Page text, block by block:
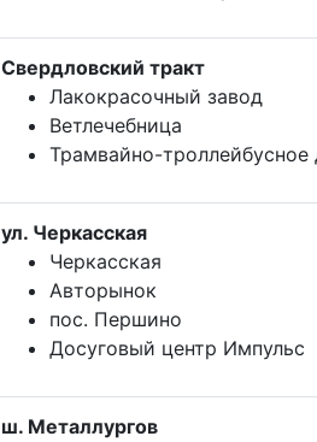
Свердловский тракт
Лакокрасочный завод
Ветлечебница
Трамвайно-
ул. Черкасская
Черкасская
Авторынок
пос. Першино
Досуговый центр Импульс
ш. Металлургов